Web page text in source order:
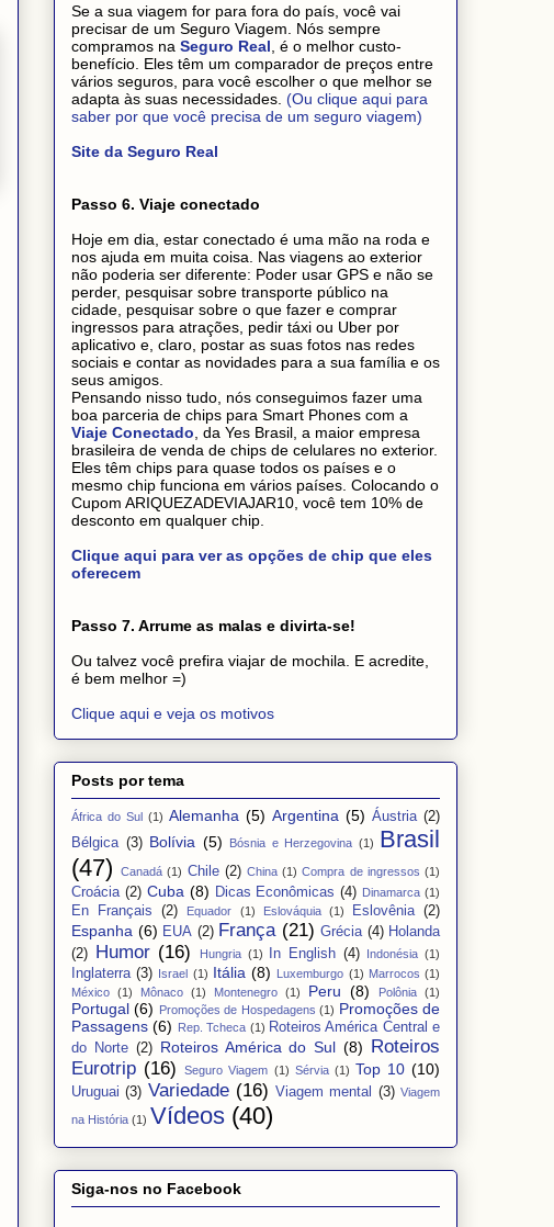
Se a sua viagem for para fora do país, você vai
precisar de um Seguro Viagem. Nós sempre
compramos na Seguro Real , é o melhor custo-
benefício. Eles têm um comparador de preços entre
vários seguros, para você escolher o que melhor se
adapta às suas necessidades. (Ou clique aqui para
saber por que você precisa de um seguro viagem)
Site da Seguro Real
Passo 6. Viaje conectado
Hoje em dia, estar conectado é uma mão na roda e
nos ajuda em muita coisa. Nas viagens ao exterior
não poderia ser diferente: Poder usar GPS e não se
perder, pesquisar sobre transporte público na
cidade, pesquisar sobre o que fazer e comprar
ingressos para atrações, pedir táxi ou Uber por
aplicativo e, claro, postar as suas fotos nas redes
sociais e contar as novidades para a sua família e os
seus amigos.
Pensando nisso tudo, nós conseguimos fazer uma
boa parceria de chips para Smart Phones com a
Viaje Conectado , da Yes Brasil, a maior empresa
brasileira de venda de chips de celulares no exterior.
Eles têm chips para quase todos os países e o
mesmo chip funciona em vários países. Colocando o
Cupom ARIQUEZADEVIAJAR10, você tem 10% de
desconto em qualquer chip.
Clique aqui para ver as opções de chip que eles
oferecem
Passo 7. Arrume as malas e divirta-se!
Ou talvez você prefira viajar de mochila. E acredite,
é bem melhor =)
Clique aqui e veja os motivos
Posts por tema
África do Sul (1) Alemanha (5) Argentina (5) Áustria (2)
Bélgica (3) Bolívia (5) Bósnia e Herzegovina (1) Brasil
(47)
Canadá (1) Chile (2) China (1) Compra de ingressos (1)
Croácia (2) Cuba (8) Dicas Econômicas (4) Dinamarca (1)
En Français (2) Equador (1) Eslováquia (1) Eslovênia (2)
Espanha (6) EUA (2) França (21) Grécia (4) Holanda
(2) Humor (16) Hungria (1) In English (4) Indonésia (1)
Inglaterra (3) Israel (1) Itália (8) Luxemburgo (1) Marrocos (1)
México (1) Mônaco (1) Montenegro (1) Peru (8) Polônia (1)
Portugal (6) Promoções de Hospedagens (1) Promoções de
Passagens (6) Rep. Tcheca (1) Roteiros América Central e
do Norte (2) Roteiros América do Sul (8) Roteiros
Eurotrip (16) Seguro Viagem (1) Sérvia (1) Top 10 (10)
Uruguai (3) Variedade (16) Viagem mental (3) Viagem
na História (1) Vídeos (40)
Siga-nos no Facebook